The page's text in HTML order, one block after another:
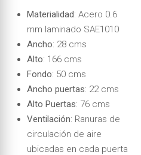
Materialidad: Acero 0.6
mm laminado SAE1010
Ancho: 28 cms
Alto: 166 cms
Fondo: 50 cms
Ancho puertas: 22 cms
Alto Puertas: 76 cms
Ventilación: Ranuras de
circulación de aire
ubicadas en cada puerta